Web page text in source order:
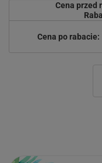
Cena przed
Cena po rabacie: